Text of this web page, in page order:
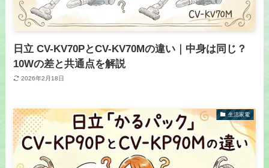
日立 CV-KV70PとCV-KV70Mの違い｜中身は同じ？
10Wの差と共通点を解説
2026年2月18日
生活家電